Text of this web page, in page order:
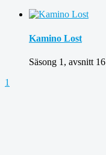
Kamino Lost
Säsong 1, avsnitt 16
1